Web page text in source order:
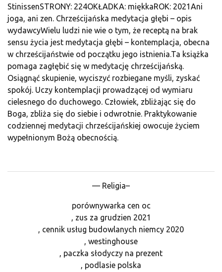
StinissenSTRONY: 224OKŁADKA: miękkaROK: 2021Ani
joga, ani zen. Chrześcijańska medytacja głębi – opis
wydawcyWielu ludzi nie wie o tym, że receptą na brak
sensu życia jest medytacja głębi – kontemplacja, obecna
w chrześcijaństwie od początku jego istnienia.Ta książka
pomaga zagłębić się w medytację chrześcijańską.
Osiągnąć skupienie, wyciszyć rozbiegane myśli, zyskać
spokój. Uczy kontemplacji prowadzącej od wymiaru
cielesnego do duchowego. Człowiek, zbliżając się do
Boga, zbliża się do siebie i odwrotnie. Praktykowanie
codziennej medytacji chrześcijańskiej owocuje życiem
wypełnionym Bożą obecnością.
— Religia–
porównywarka cen oc
, zus za grudzien 2021
, cennik usług budowlanych niemcy 2020
, westinghouse
, paczka słodyczy na prezent
, podlasie polska